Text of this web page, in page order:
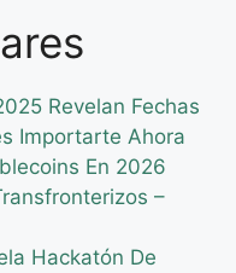
Revelan Fechas
Importarte Ahora
En 2026
–
Hackatón De